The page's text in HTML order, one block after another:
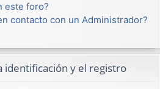
este foro?
contacto con un Administrador?
identificación y el registro